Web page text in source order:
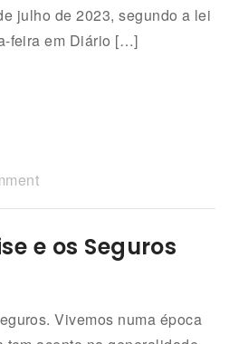
julho de 2023, segundo a lei
feira em Diário […]
e os Seguros
Vivemos numa época